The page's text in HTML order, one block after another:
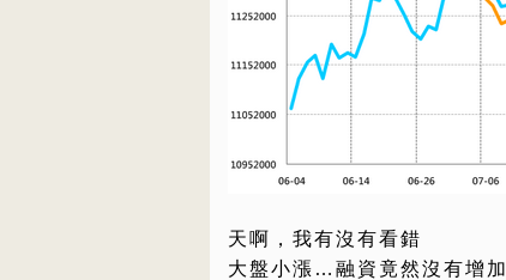
天啊，我有沒有看錯
大盤小漲…融資竟然沒有增加